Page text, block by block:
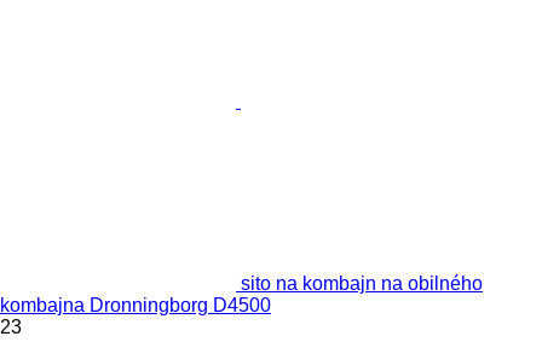
sito na kombajn na obilného
kombajna Dronningborg D4500
23